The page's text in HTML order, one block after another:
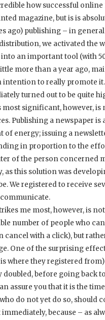
how successful
magazine, but is is
ago) publishing – in
we activated the
an important tool (with
more than a year ago,
intention to really promote
turned out to be quite
most significant, however,
Publishing a newspaper
of energy; issuing a
in proportion to the
of the person concerned
as this solution was
We registered to receive
me most, however, is
number of people who
cancel with a click), but
One of the surprising
is where they registered
doubled, before going back
assure you that it is the
do not yet do so, should
immediately, because – as